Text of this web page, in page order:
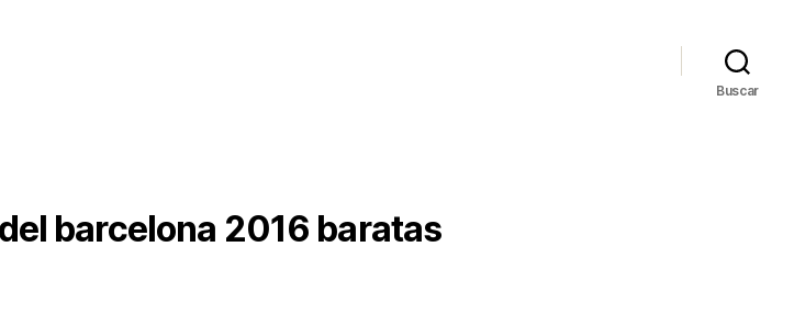
Buscar
barcelona 2016 baratas